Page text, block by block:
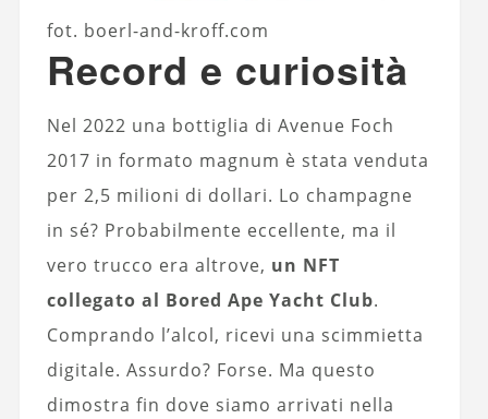
fot. boerl-and-kroff.com
Record e curiosità
Nel 2022 una bottiglia di Avenue Foch
2017 in formato magnum è stata venduta
per 2,5 milioni di dollari. Lo champagne
in sé? Probabilmente eccellente, ma il
vero trucco era altrove, un NFT
collegato al Bored Ape Yacht Club.
Comprando l’alcol, ricevi una scimmietta
digitale. Assurdo? Forse. Ma questo
dimostra fin dove siamo arrivati nella